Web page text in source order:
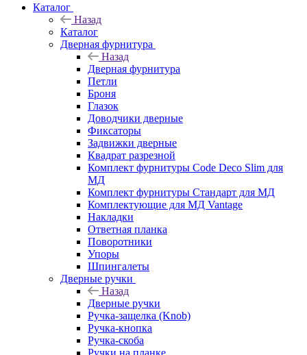
Каталог
Назад
Каталог
Дверная фурнитура
Назад
Дверная фурнитура
Петли
Броня
Глазок
Доводчики дверные
Фиксаторы
Задвижки дверные
Квадрат разрезной
Комплект фурнитуры Code Deco Slim для
МД
Комплект фурнитуры Стандарт для МД
Комплектующие для МД Vantage
Накладки
Ответная планка
Поворотники
Упоры
Шпингалеты
Дверные ручки
Назад
Дверные ручки
Ручка-защелка (Knob)
Ручка-кнопка
Ручка-скоба
Ручки на планке